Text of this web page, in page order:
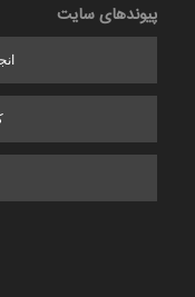
پیوندهای سایت